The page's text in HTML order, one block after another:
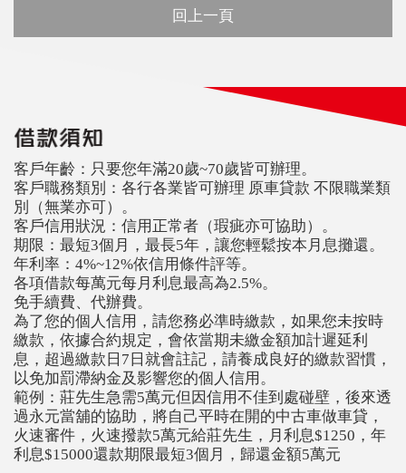
回上一頁
客戶年齡：只要您年滿20歲~70歲皆可辦理。
客戶職務類別：各行各業皆可辦理 原車貸款 不限職業類
別（無業亦可）。
客戶信用狀況：信用正常者（瑕疵亦可協助）。
期限：最短3個月，最長5年，讓您輕鬆按本月息攤還。
年利率：4%~12%依信用條件評等。
各項借款每萬元每月利息最高為2.5%。
免手續費、代辦費。
為了您的個人信用，請您務必準時繳款，如果您未按時
繳款，依據合約規定，會依當期未繳金額加計遲延利
息，超過繳款日7日就會註記，請養成良好的繳款習慣，
以免加罰滯納金及影響您的個人信用。
範例：莊先生急需5萬元但因信用不佳到處碰壁，後來透
過永元當舖的協助，將自己平時在開的中古車做車貸，
火速審件，火速撥款5萬元給莊先生，月利息$1250，年
利息$15000還款期限最短3個月，歸還金額5萬元